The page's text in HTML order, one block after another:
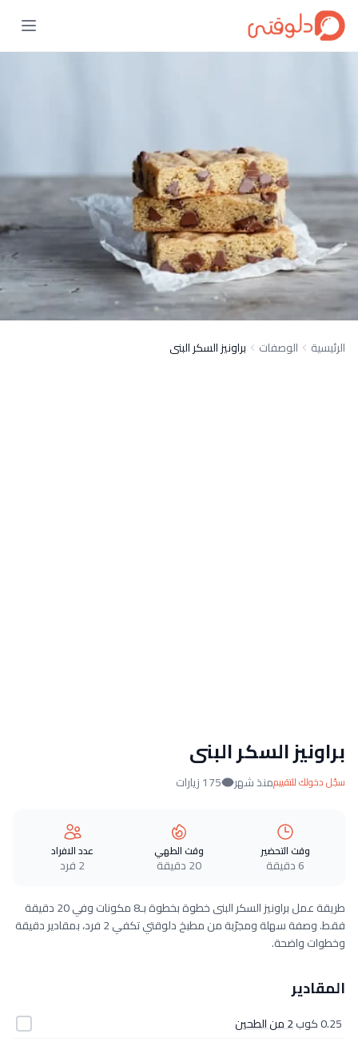
الرئيسية الوصفات براونيز السكر البنى
براونيز السكر البنى
سجّل دخولك للتقييممنذ شهر 175 زيارات
وقت التحضير
6 دقيقة
وقت الطهي
20 دقيقة
عدد الافراد
2 فرد
طريقة عمل براونيز السكر البنى خطوة بخطوة بـ8 مكونات وفي 20 دقيقة
فقط. وصفة سهلة ومجرّبة من مطبخ دلوقتي تكفي 2 فرد، بمقادير دقيقة
وخطوات واضحة.
المقادير
0.25 كوب
2 من الطحين